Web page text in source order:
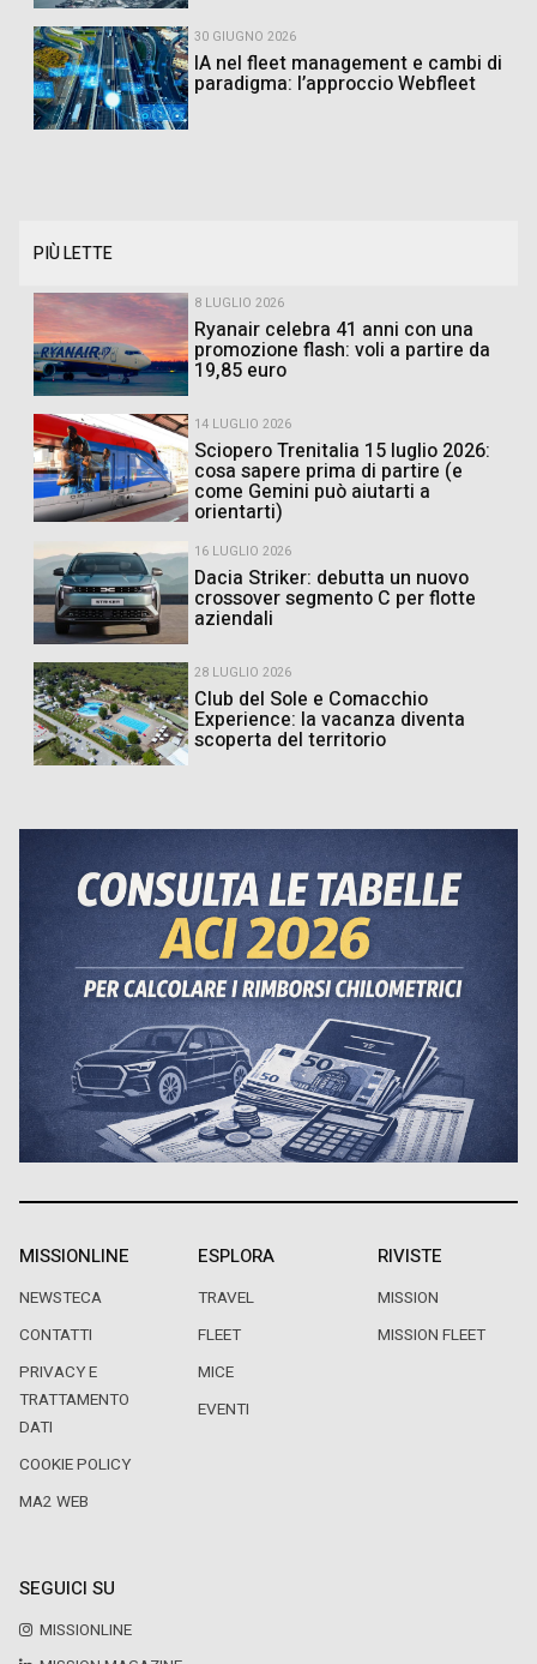
30 GIUGNO 2026
IA nel fleet management e cambi di
paradigma: l’approccio Webfleet
PIÙ LETTE
8 LUGLIO 2026
Ryanair celebra 41 anni con una
promozione flash: voli a partire da
19,85 euro
14 LUGLIO 2026
Sciopero Trenitalia 15 luglio 2026:
cosa sapere prima di partire (e
come Gemini può aiutarti a
orientarti)
16 LUGLIO 2026
Dacia Striker: debutta un nuovo
crossover segmento C per flotte
aziendali
28 LUGLIO 2026
Club del Sole e Comacchio
Experience: la vacanza diventa
scoperta del territorio
MISSIONLINE
NEWSTECA
CONTATTI
PRIVACY E
TRATTAMENTO
DATI
COOKIE POLICY
MA2 WEB
ESPLORA
TRAVEL
FLEET
MICE
EVENTI
RIVISTE
MISSION
MISSION FLEET
SEGUICI SU
MISSIONLINE